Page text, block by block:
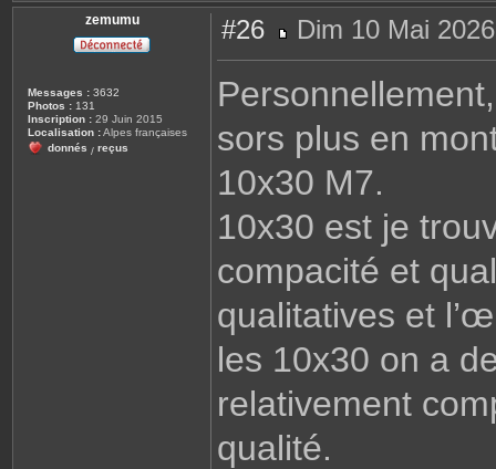
zemumu
Messages : 3632
Photos : 131
Inscription : 29 Juin 2015
Localisation :Alpes françaises
donnés / reçus
#26
e
a
Dim 10 Mai
sors plus en
10x30 M7.
10x30 est je
compacité et
qualitatives et
les 10x30 on a
relativement
qualité.